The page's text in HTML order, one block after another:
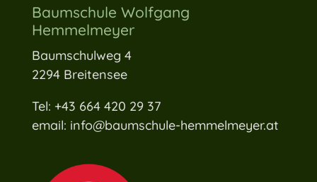
Baumschule Wolfgang
Hemmelmeyer
Baumschulweg 4
2294 Breitensee
Tel: +43 664 420 29 37
email: info@baumschule-hemmelmeyer.at